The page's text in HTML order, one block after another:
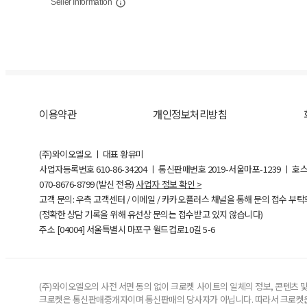
Seller Information
이용약관 개인정보처리방침
(주)와이오엘오 ㅣ 대표 황유미
사업자등록번호610-86-34204ㅣ 통신판매번호 2019-서울마포-1239 ㅣ 호
070-8676-8799 (발신 전용) 사업자 정보 확인 >
고객 문의: 우측 고객센터 / 이메일 / 카카오플러스 채널을 통해 문의 접수 부
(정확한 상담 기록을 위해 유선상 문의는 접수받고 있지 않습니다)
주소 [04004] 서울특별시 마포구 월드컵로10길5-6
(주)와이오엘오의 사전 서면 동의 없이 크로켓 사이트의 일체의 정보, 콘텐츠
크로켓은 통신판매중개자이며 통신판매의 당사자가 아닙니다. 따라서 크로